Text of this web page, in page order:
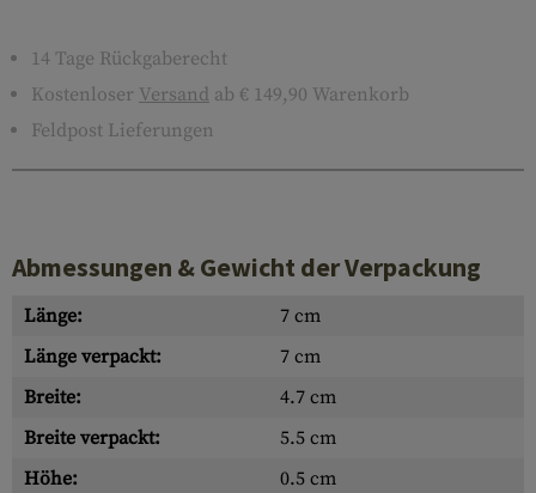
14 Tage Rückgaberecht
Kostenloser Versand ab € 149,90 Warenkorb
Feldpost Lieferungen
Abmessungen & Gewicht der Verpackung
Länge:
7 cm
Länge verpackt:
7 cm
Breite:
4.7 cm
Breite verpackt:
5.5 cm
Höhe:
0.5 cm